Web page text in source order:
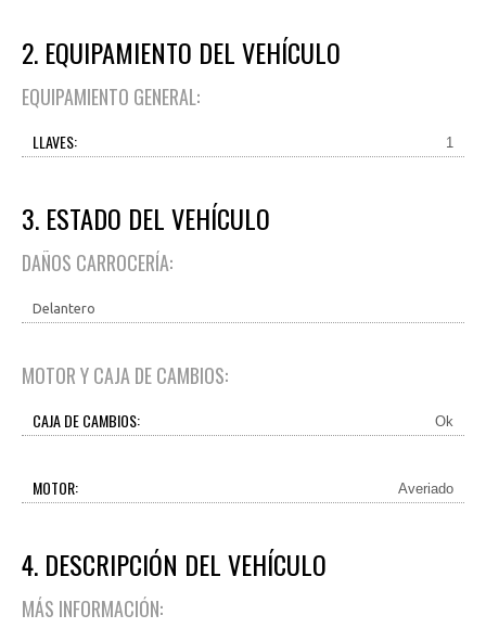
2. EQUIPAMIENTO DEL VEHÍCULO
EQUIPAMIENTO GENERAL:
LLAVES: 1
3. ESTADO DEL VEHÍCULO
DAÑOS CARROCERÍA:
Delantero
MOTOR Y CAJA DE CAMBIOS:
CAJA DE CAMBIOS: Ok
MOTOR: Averiado
4. DESCRIPCIÓN DEL VEHÍCULO
MÁS INFORMACIÓN: